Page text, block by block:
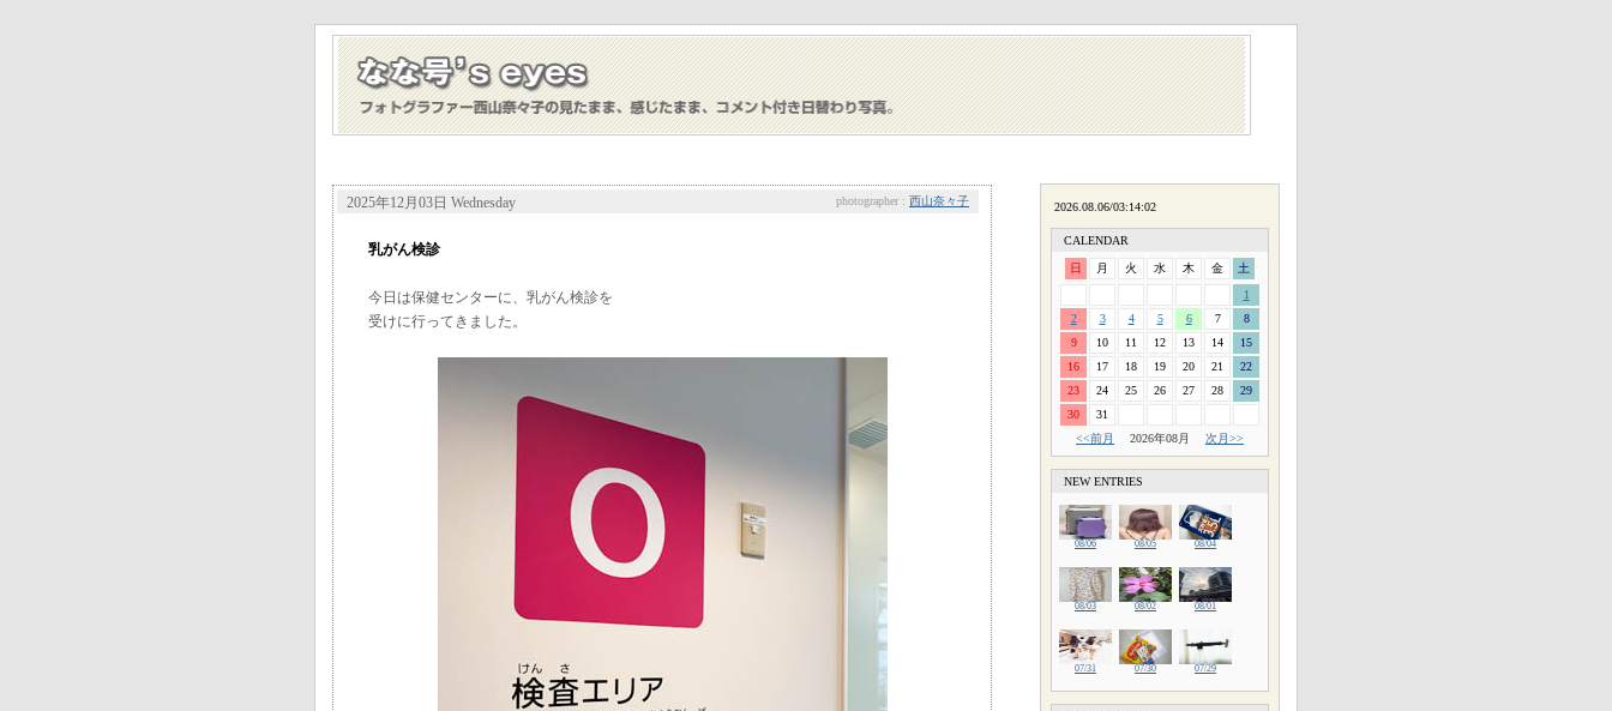
2025年12月03日 Wednesday photographer : 西山奈々子
乳がん検診
今日は保健センターに、乳がん検診を
受けに行ってきました。
CALENDAR
日 月 火 水 木 金
土
1
2
3 4 5 6 7
8
9
10 11 12 13 14
15
16
17 18 19 20 21
22
23
24 25 26 27 28
29
30
31
<<前月
2026年08月 次月>>
NEW ENTRIES
08/06 08/05 08/04
08/03 08/02 08/01
07/31 07/30 07/29